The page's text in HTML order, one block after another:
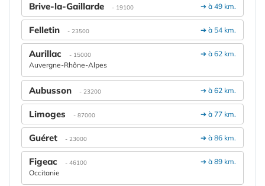
➔ à 49 km.
Brive-la-Gaillarde - 19100
➔ à 54 km.
Felletin - 23500
➔ à 62 km.
Aurillac - 15000
Auvergne-Rhône-Alpes
➔ à 62 km.
Aubusson - 23200
➔ à 77 km.
Limoges - 87000
➔ à 86 km.
Guéret - 23000
➔ à 89 km.
Figeac - 46100
Occitanie